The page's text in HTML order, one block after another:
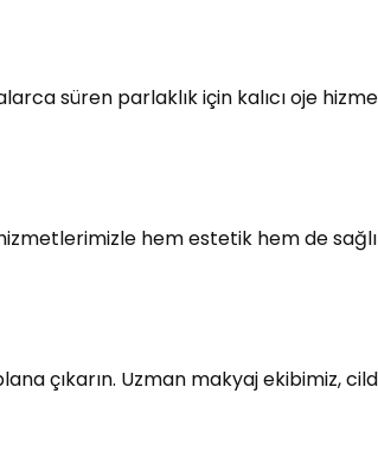
süren parlaklık için kalıcı oje
hem estetik hem de
çıkarın. Uzman makyaj ekibimiz,